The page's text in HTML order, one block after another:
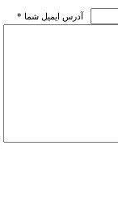
* آدرس ايميل شما